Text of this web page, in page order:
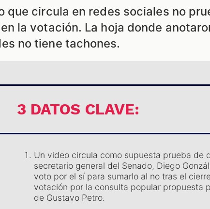
que circula en redes sociales no
la votación. La hoja donde
no tiene tachones.
3 DATOS CLAVE:
Un video circula como supuesta prueba de
secretario general del Senado, Diego
voto por el sí para sumarlo al no tras el
votación por la consulta popular propuesta
de Gustavo Petro.